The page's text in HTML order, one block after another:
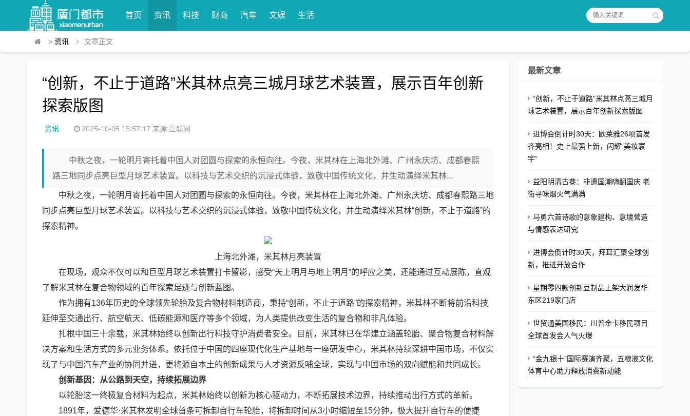
首页 资讯 科技 财商 汽车 文娱 生活
> 资讯 文章正文
“创新，不止于道路”米其林点亮三城月球艺术装置，展示百年创新
探索版图
资讯 2025-10-05 15:57:17 来源:互联网
中秋之夜，一轮明月寄托着中国人对团圆与探索的永恒向往。今夜，米其林在上海北外滩、广州永庆坊、成都春熙
路三地同步点亮巨型月球艺术装置。以科技与艺术交织的沉浸式体验，致敬中国传统文化，并生动演绎米其林...
中秋之夜，一轮明月寄托着中国人对团圆与探索的永恒向往。今夜，米其林在上海北外滩、广州永庆坊、成都春熙路三地
同步点亮巨型月球艺术装置。以科技与艺术交织的沉浸式体验，致敬中国传统文化，并生动演绎米其林“创新，不止于道路”的
探索精神。
上海北外滩，米其林月亮装置
在现场，观众不仅可以和巨型月球艺术装置打卡留影，感受“天上明月与地上明月”的呼应之美，还能通过互动展陈，直观
了解米其林在复合物领域的百年探索足迹与创新蓝图。
作为拥有136年历史的全球领先轮胎及复合物材料制造商，秉持“创新，不止于道路”的探索精神，米其林不断将前沿科技
延伸至交通出行、航空航天、低碳能源和医疗等多个领域，为人类提供改变生活的复合物和非凡体验。
扎根中国三十余载，米其林始终以创新出行科技守护消费者安全。目前，米其林已在华建立涵盖轮胎、聚合物复合材料解
决方案和生活方式的多元业务体系。依托位于中国的四座现代化生产基地与一座研发中心，米其林持续深耕中国市场，不仅实
现了与中国汽车产业的协同并进，更将源自本土的创新成果与人才资源反哺全球，实现与中国市场的双向赋能和共同成长。
创新基因：从公路到天空，持续拓展边界
以轮胎这一终极复合材料为起点，米其林始终以创新为核心驱动力，不断拓展技术边界，持续推动出行方式的革新。
1891年，爱德华·米其林发明全球首条可拆卸自行车轮胎，将拆卸时间从3小时缩短至15分钟，极大提升自行车的便捷
最新文章
“创新，不止于道路”米其林点亮三城月
球艺术装置，展示百年创新探索版图
进博会倒计时30天：欧莱雅26项首发
齐亮相！史上最强上新，闪耀“美妆寰
宇”
益阳明清古巷：非遗国潮嗨翻国庆 老
街寻味烟火气满满
马勇六首诗歌的意象建构、意境营造
与情感表达研究
进博会倒计时30天，拜耳汇聚全球创
新，推进开放合作
星期零四款创新豆制品上架大润发华
东区219家门店
世贸通美国移民：川普金卡移民项目
全球首发会人气火爆
“金九银十”国际赛演齐聚，五粮液文化
体育中心助力释放消费新动能